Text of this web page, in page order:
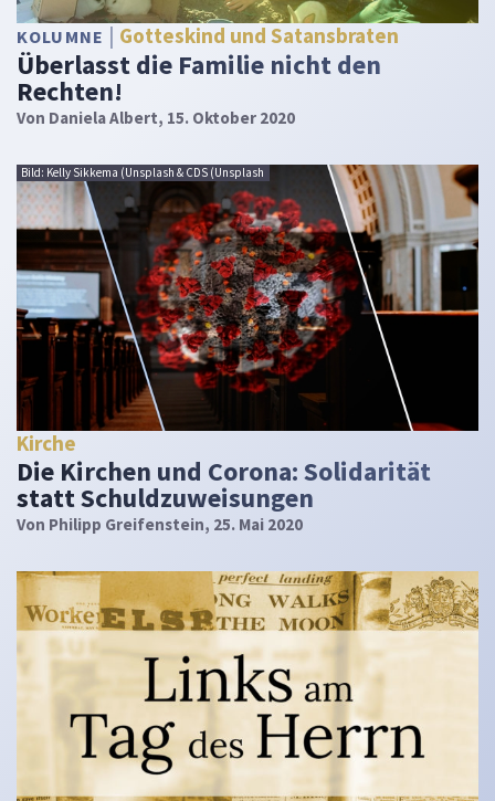
KOLUMNE Gotteskind und Satansbraten
Überlasst die Familie nicht den
Rechten!
Von Daniela Albert, 15. Oktober 2020
Bild: Kelly Sikkema (Unsplash & CDS (Unsplash
Kirche
Die Kirchen und Corona: Solidarität
statt Schuldzuweisungen
Von Philipp Greifenstein, 25. Mai 2020